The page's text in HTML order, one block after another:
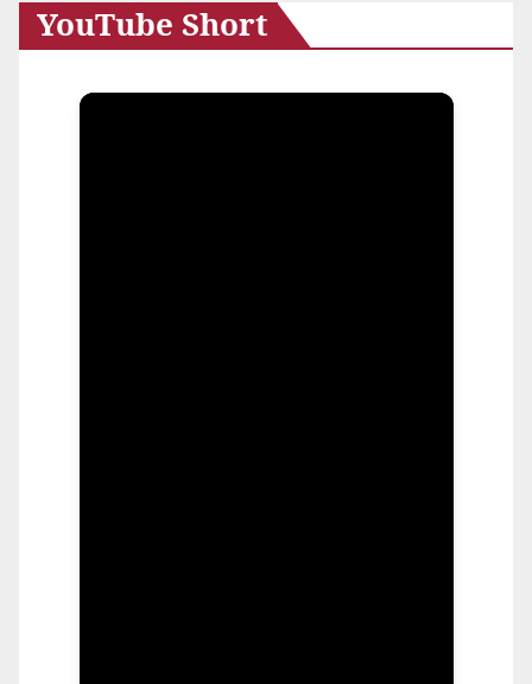
YouTube Short